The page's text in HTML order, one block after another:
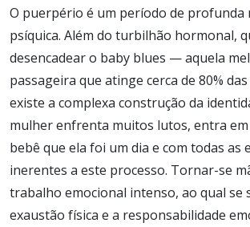
O puerpério é um período de profunda
psíquica. Além do turbilhão hormonal,
desencadear o baby blues — aquela
passageira que atinge cerca de 80%
existe a complexa construção da
mulher enfrenta muitos lutos, entra
bebê que ela foi um dia e com todas as
inerentes a este processo. Tornar-se
trabalho emocional intenso, ao qual se
exaustão física e a responsabilidade